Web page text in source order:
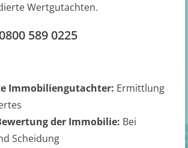
Wertgutachten.
589 0225
Immobiliengutachter: Ermittlung
der Immobilie: Bei
Scheidung